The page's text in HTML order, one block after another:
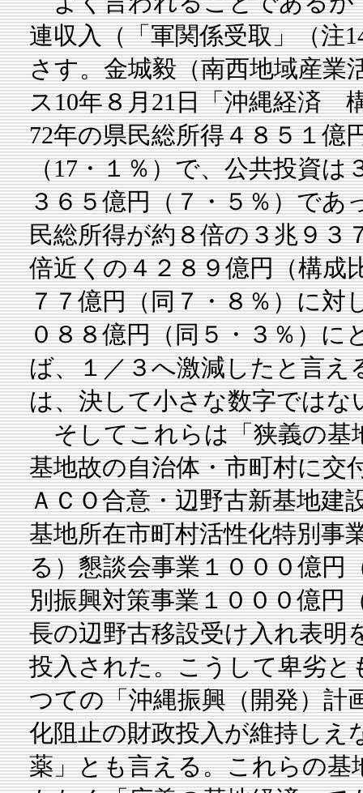
連収入（「軍関係受取」（注
さす。金城毅（南西地域産業
ス10年８月21日「沖縄経済
72年の県民総所得４８５１億
（17・１％）で、公共投資は
３６５億円（７・５％）であ
民総所得が約８倍の３兆９３
倍近くの４２８９億円（構成
７７億円（同７・８％）に対
０８８億円（同５・３％）に
ば、１／３へ激減したと言え
は、決して小さな数字ではな
そしてこれらは「狭義の基
基地故の自治体・市町村に交
ＡＣＯ合意・辺野古新基地建
基地所在市町村活性化特別事
る）懇談会事業１０００億円
別振興対策事業１０００億円
長の辺野古移設受け入れ表明
投入された。こうして卑劣と
つての「沖縄振興（開発）計
化阻止の財政投入が維持しえ
薬」とも言える。これらの基